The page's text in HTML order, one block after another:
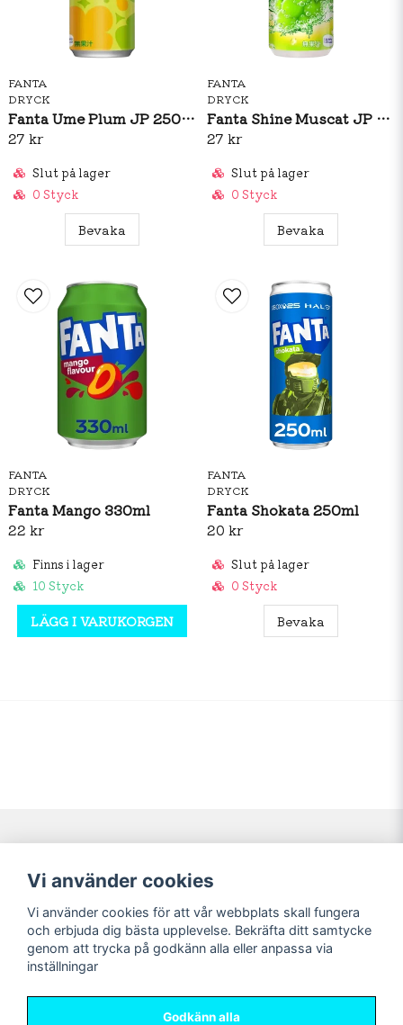
FANTA
DRYCK
Fanta Ume Plum JP 250ml
27 kr
Slut på lager
0 Styck
Bevaka
FANTA
DRYCK
Fanta Shine Muscat JP 250ml
27 kr
Slut på lager
0 Styck
Bevaka
FANTA
DRYCK
Fanta Mango 330ml
22 kr
Finns i lager
10 Styck
LÄGG I VARUKORGEN
FANTA
DRYCK
Fanta Shokata 250ml
20 kr
Slut på lager
0 Styck
Bevaka
Navigering
Nyheter!
Förbeställning
Mitt konto
Logga in
Registrera dig
Glömt lösenord?
Sociala medier
Vi använder cookies
Vi använder cookies för att vår webbplats skall fungera
och erbjuda dig bästa upplevelse. Bekräfta ditt samtycke
genom att trycka på godkänn alla eller anpassa via
inställningar
Godkänn alla